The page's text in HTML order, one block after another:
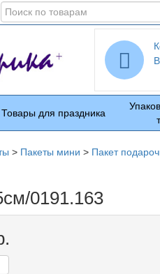
Поиск
товарам
Товары для праздника
> Пакеты мини > Пакет
0191.163